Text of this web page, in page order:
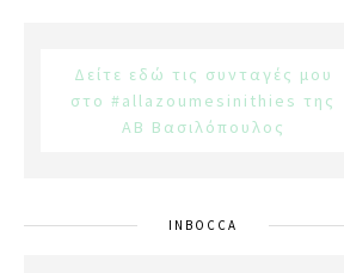
Δείτε εδώ τις συνταγές μου
στο #allazoumesinithies της
ΑΒ Βασιλόπουλος
INBOCCA